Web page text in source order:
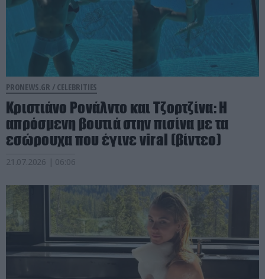
PRONEWS.GR / CELEBRITIES
Κριστιάνο Ρονάλντο και Τζορτζίνα: Η
απρόσμενη βουτιά στην πισίνα με τα
εσώρουχα που έγινε viral (βίντεο)
21.07.2026 | 06:06